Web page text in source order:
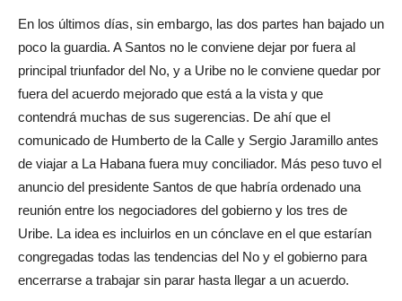
En los últimos días, sin embargo, las dos partes han bajado un
poco la guardia. A Santos no le conviene dejar por fuera al
principal triunfador del No, y a Uribe no le conviene quedar por
fuera del acuerdo mejorado que está a la vista y que
contendrá muchas de sus sugerencias. De ahí que el
comunicado de Humberto de la Calle y Sergio Jaramillo antes
de viajar a La Habana fuera muy conciliador. Más peso tuvo el
anuncio del presidente Santos de que habría ordenado una
reunión entre los negociadores del gobierno y los tres de
Uribe. La idea es incluirlos en un cónclave en el que estarían
congregadas todas las tendencias del No y el gobierno para
encerrarse a trabajar sin parar hasta llegar a un acuerdo.